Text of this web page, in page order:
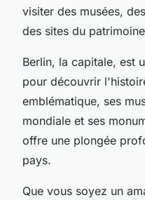
visiter des musées,
des sites du
Berlin, la capitale, est
pour découvrir
emblématique, ses
mondiale et ses
offre une plongée
pays.
Que vous soyez un